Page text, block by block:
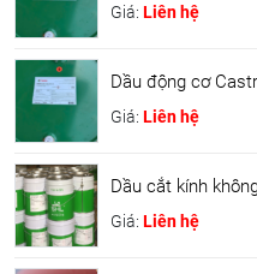
Giá: Liên hệ
Dầu động cơ
Giá: Liên hệ
Dầu cắt kính
Giá: Liên hệ